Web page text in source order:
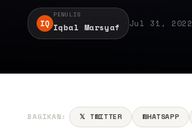
IQ
PENULIS
Iqbal Marsyaf Jul 31, 2022
BAGIKAN: 𝕏 TWITTER WHATSAPP